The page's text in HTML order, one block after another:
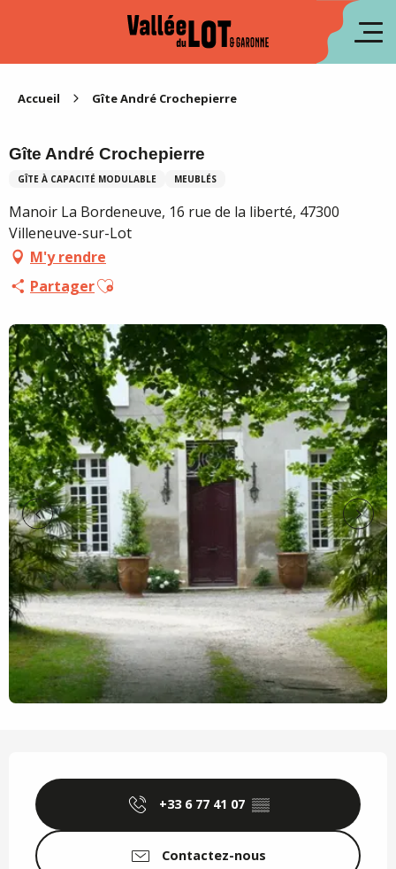
Accueil Gîte André Crochepierre
Gîte André Crochepierre
GÎTE À CAPACITÉ MODULABLE MEUBLÉS
Manoir La Bordeneuve, 16 rue de la liberté, 47300
Villeneuve-sur-Lot
M'y rendre
PartagerAjouter aux favoris
+33 6 77 41 07 ▒▒
Contactez-nous